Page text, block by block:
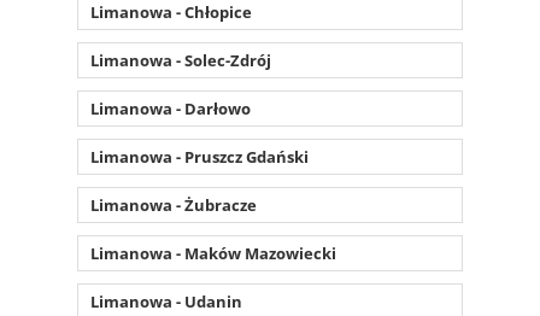
Limanowa - Chłopice
Limanowa - Solec-Zdrój
Limanowa - Darłowo
Limanowa - Pruszcz Gdański
Limanowa - Żubracze
Limanowa - Maków Mazowiecki
Limanowa - Udanin